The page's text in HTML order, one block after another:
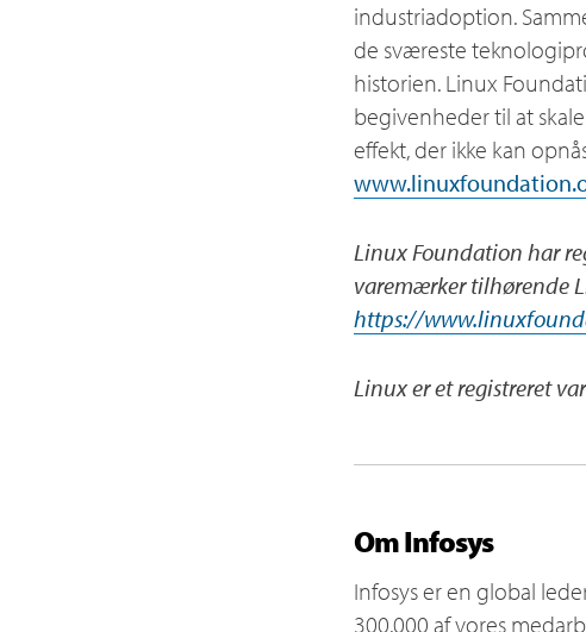
industriadoption.
de sværeste
historien. Linux
begivenheder til at
effekt, der ikke kan
Linux Foundation har
varemærker tilhørende
https://
Linux er et registreret
Om Infosys
Infosys er en global
300.000 af vores